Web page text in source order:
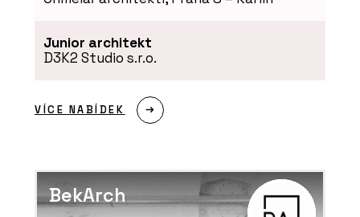
Zelené stěny a sloupy - Jungle
SLUŽBY
Junior architekt
D3K2 Studio s.r.o.
VÍCE NABÍDEK
BekArch